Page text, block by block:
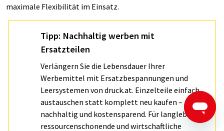
maximale Flexibilität im Einsatz.
Tipp: Nachhaltig werben mit
Ersatzteilen
Verlängern Sie die Lebensdauer Ihrer
Werbemittel mit Ersatzbespannungen und
Leersystemen von druck.at. Einzelteile einfach
austauschen statt komplett neu kaufen –
nachhaltig und kostensparend. Für langlebige,
ressourcenschonende und wirtschaftliche